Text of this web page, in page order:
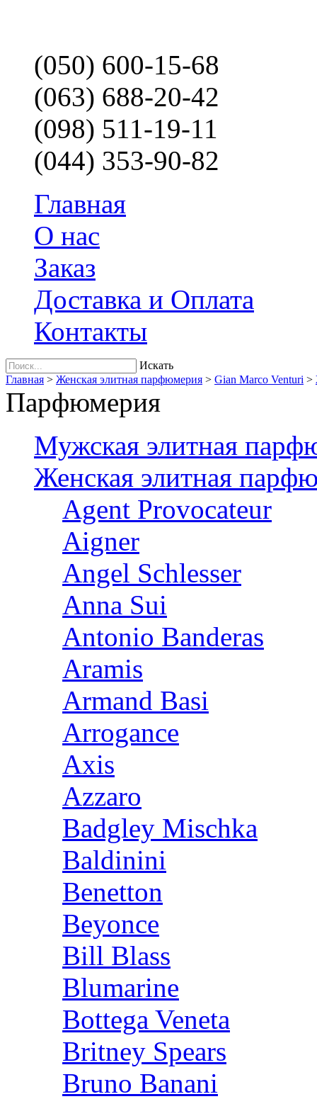
(050) 600-15-68
(063) 688-20-42
(098) 511-19-11
(044) 353-90-82
Главная
О нас
Заказ
Доставка и Оплата
Контакты
Искать
Главная > Женская элитная парфюмерия > Gian Marco Venturi >
Парфюмерия
Мужская элитная
Женская элитная
Agent Provocateur
Aigner
Angel Schlesser
Anna Sui
Antonio Banderas
Aramis
Armand Basi
Arrogance
Axis
Azzaro
Badgley Mischka
Baldinini
Benetton
Beyonce
Bill Blass
Blumarine
Bottega Veneta
Britney Spears
Bruno Banani